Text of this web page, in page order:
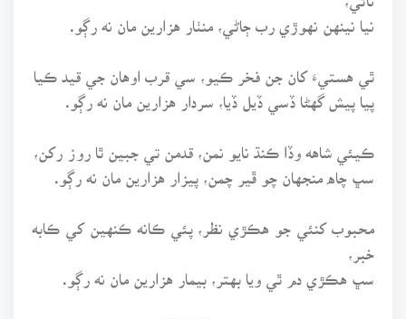
نيا نينهن نهوڙي رب ڄاڻي، منٺار هزارين مان نه رڳو.
ٿي هستيءَ کان جن فخر ڪيو، سي قرب اوهان جي قيد ڪيا
پيا پيش گهڻا ڏسي ڏيل ڏيا، سردار هزارين مان نه رڳو.
ڪيئي شاهه وڏا ڪنڌ نايو نمن، قدمن تي جبين ٿا روز رکن،
سڀ چاه منجهان چو ڦير چمن، پيزار هزارين مان نه رڳو.
محبوب کنئي جو هڪڙي نظر، پئي ڪانه ڪنهين کي ڪابه
سڀ هڪڙي دم ٿي ويا بهتر، بيمار هزارين مان نه رڳو.